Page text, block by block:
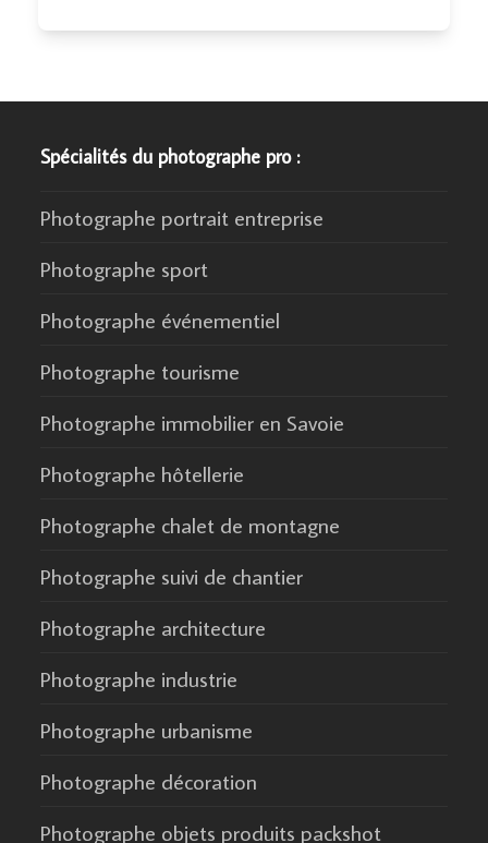
Spécialités du photographe pro :
Photographe portrait entreprise
Photographe sport
Photographe événementiel
Photographe tourisme
Photographe immobilier en Savoie
Photographe hôtellerie
Photographe chalet de montagne
Photographe suivi de chantier
Photographe architecture
Photographe industrie
Photographe urbanisme
Photographe décoration
Photographe objets produits packshot